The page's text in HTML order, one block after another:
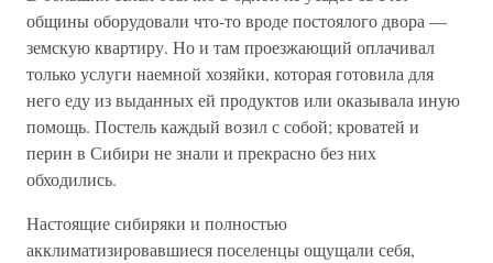
общины оборудовали что-то вроде постоялого двора —
земскую квартиру. Но и там проезжающий оплачивал
только услуги наемной хозяйки, которая готовила для
него еду из выданных ей продуктов или оказывала иную
помощь. Постель каждый возил с собой; кроватей и
перин в Сибири не знали и прекрасно без них
обходились.
Настоящие сибиряки и полностью
акклиматизировавшиеся поселенцы ощущали себя,